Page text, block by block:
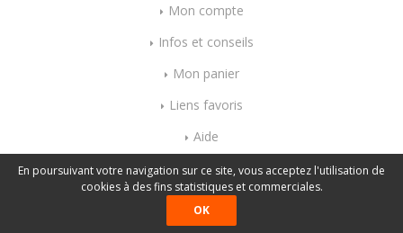
Mon compte
Infos et conseils
Mon panier
Liens favoris
Aide
Index mots-clés
En poursuivant votre navigation sur ce site, vous acceptez l'utilisation de
cookies à des fins statistiques et commerciales.
OK